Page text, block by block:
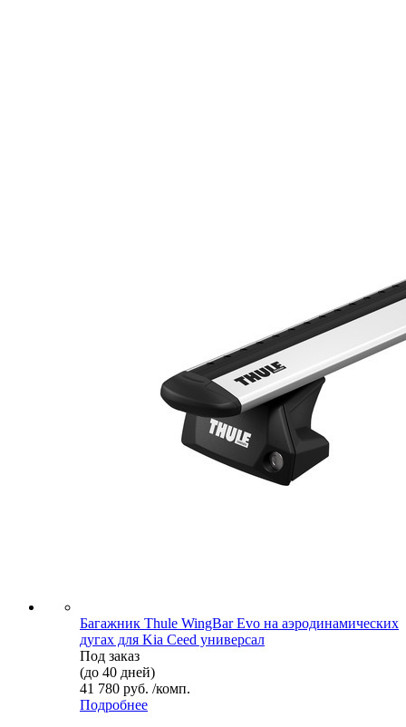
Багажник Thule WingBar Evo на аэродинамических
дугах для Kia Ceed универсал
Под заказ
(до 40 дней)
41 780 руб. /комп.
Подробнее